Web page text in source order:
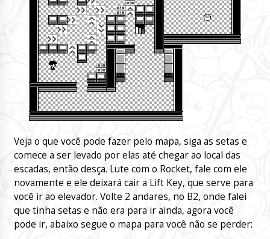
Veja o que você pode fazer pelo mapa, siga as setas e
comece a ser levado por elas até chegar ao local das
escadas, então desça. Lute com o Rocket, fale com ele
novamente e ele deixará cair a Lift Key, que serve para
você ir ao elevador. Volte 2 andares, no B2, onde falei
que tinha setas e não era para ir ainda, agora você
pode ir, abaixo segue o mapa para você não se perder: